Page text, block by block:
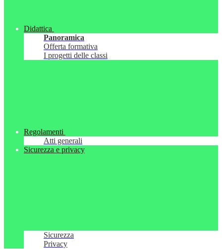
Didattica
Panoramica
Offerta formativa
I progetti delle classi
Regolamenti
Atti generali
Sicurezza e privacy
Sicurezza
Privacy